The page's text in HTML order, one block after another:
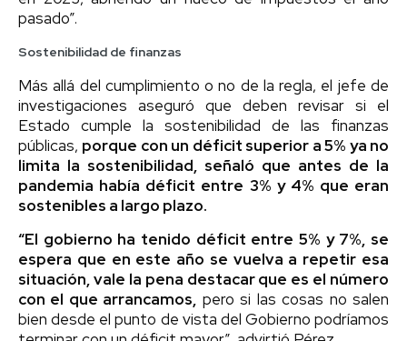
pasado”.
Sostenibilidad de finanzas
Más allá del cumplimiento o no de la regla, el jefe de
investigaciones aseguró que deben revisar si el
Estado cumple la sostenibilidad de las finanzas
públicas, porque con un déficit superior a 5% ya no
limita la sostenibilidad, señaló que antes de la
pandemia había déficit entre 3% y 4% que eran
sostenibles a largo plazo.
“El gobierno ha tenido déficit entre 5% y 7%, se
espera que en este año se vuelva a repetir esa
situación, vale la pena destacar que es el número
con el que arrancamos, pero si las cosas no salen
bien desde el punto de vista del Gobierno podríamos